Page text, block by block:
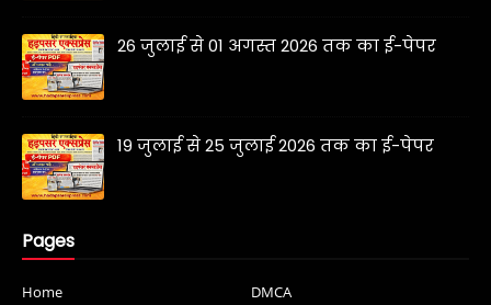
26 जुलाई से 01 अगस्त 2026 तक का ई-पेपर
19 जुलाई से 25 जुलाई 2026 तक का ई-पेपर
Pages
Home
DMCA